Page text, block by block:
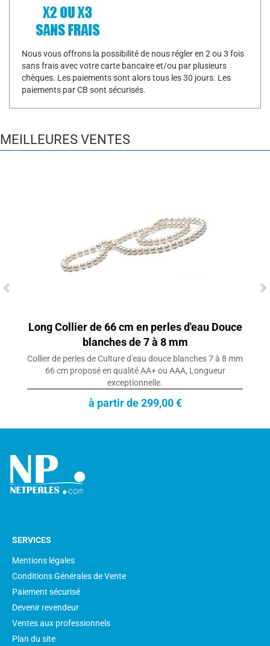
Nous vous offrons la possibilité de nous régler en 2 ou 3 fois
sans frais avec votre carte bancaire et/ou par plusieurs
chèques. Les paiements sont alors tous les 30 jours. Les
paiements par CB sont sécurisés.
MEILLEURES VENTES
Long Collier de 66 cm en perles d'eau Douce
blanches de 7 à 8 mm
Collier de perles de Culture d'eau douce blanches 7 à 8 mm
66 cm proposé en qualité AA+ ou AAA, Longueur
exceptionnelle.
à partir de 299,00 €
SERVICES
Mentions légales
Conditions Générales de Vente
Paiement sécurisé
Devenir revendeur
Ventes aux professionnels
Plan du site